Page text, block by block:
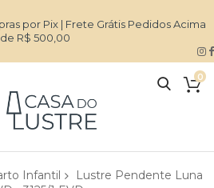
por Pix | Frete Grátis Pedidos Acima
de R$ 500,00
0
Infantil
Lustre Pendente Luna